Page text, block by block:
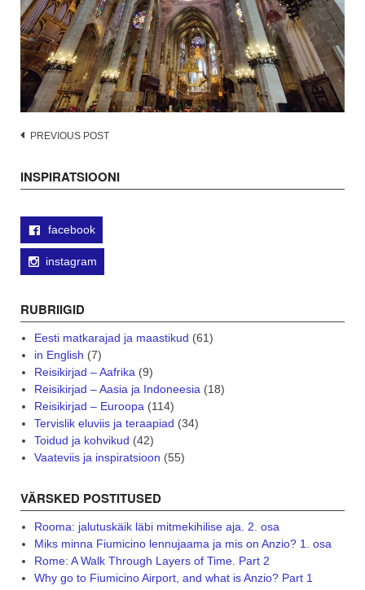
Post
PREVIOUS POST
INSPIRATSIOONI
facebook
instagram
RUBRIIGID
Eesti matkarajad ja maastikud (61)
in English (7)
Reisikirjad – Aafrika(9)
Reisikirjad – Aasia ja Indoneesia(18)
Reisikirjad – Euroopa(114)
Tervislik eluviis ja teraapiad (34)
Toidud ja kohvikud (42)
Vaateviis ja inspiratsioon (55)
VÄRSKED POSTITUSED
Rooma: jalutuskäik läbi mitmekihilise aja. 2. osa
Miks minna Fiumicino lennujaama ja mis on Anzio? 1. osa
Rome: A Walk Through Layers of Time. Part 2
Why go to Fiumicino Airport, and what is Anzio? Part 1